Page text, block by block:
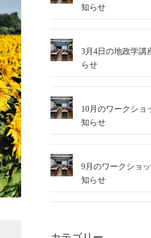
知らせ
3月4日の地政学講
らせ
10月のワークショ
知らせ
9月のワークショ
知らせ